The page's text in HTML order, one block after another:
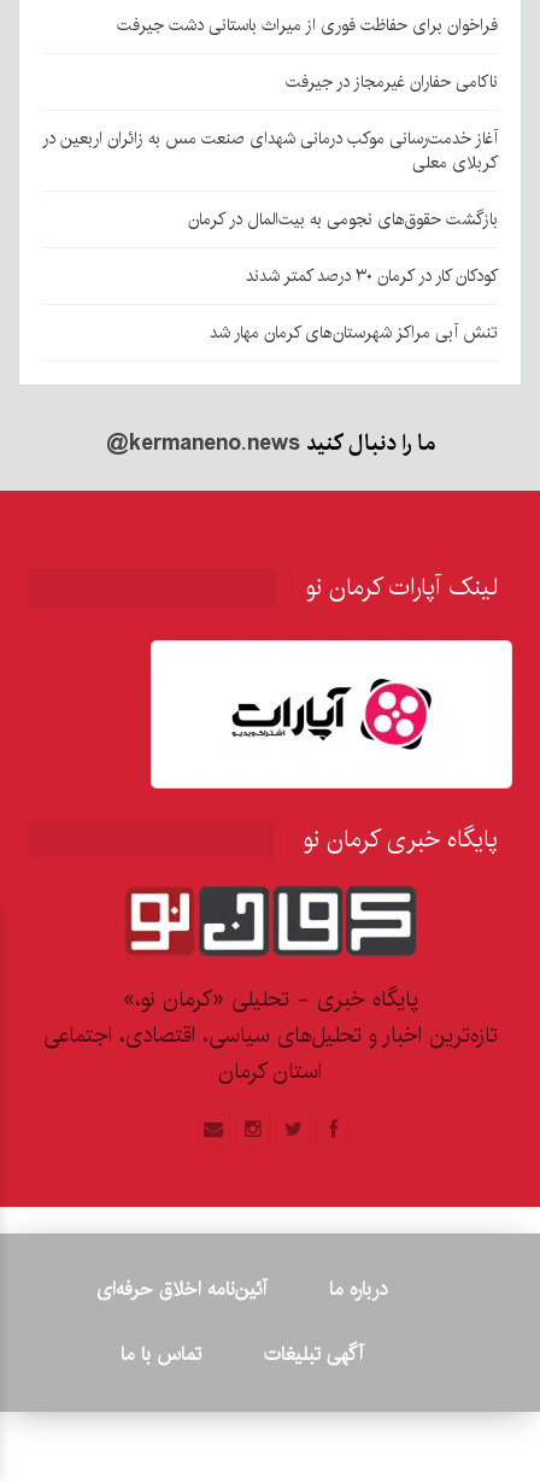
فراخوان برای حفاظت فوری از میراث باستانی دشت جیرفت
ناکامی حفاران غیرمجاز در جیرفت
آغاز خدمت‌رسانی موکب درمانی شهدای صنعت مس به زائران اربعین در
کربلای معلی
بازگشت حقوق‌های نجومی به بیت‌المال در کرمان
کودکان کار در کرمان ۳۰ درصد کمتر شدند
تنش آبی مراکز شهرستان‌های کرمان مهار شد
ما را دنبال کنید@kermaneno.news
لینک آپارات کرمان نو
پایگاه خبری کرمان نو
پایگاه خبری - تحلیلی «کرمان نو،»
تازه‌ترین اخبار و تحلیل‌های سیاسی، اقتصادی، اجتماعی
استان کرمان
درباره ما
آئین‌نامه اخلاق حرفه‌ای
آگهی تبلیغات
تماس با ما